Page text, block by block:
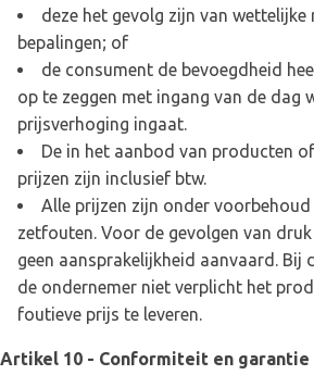
deze het gevolg zijn van wettelijke
bepalingen; of
de consument de bevoegdheid
op te zeggen met ingang van de dag
prijsverhoging ingaat.
De in het aanbod van producten
prijzen zijn inclusief btw.
Alle prijzen zijn onder voorbehoud
zetfouten. Voor de gevolgen van
geen aansprakelijkheid aanvaard. Bij
de ondernemer niet verplicht het
foutieve prijs te leveren.
Artikel 10 - Conformiteit en garantie